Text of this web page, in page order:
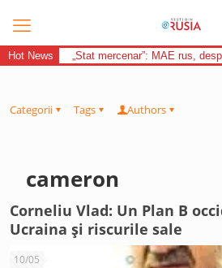
Hot News „Stat mercenar”: MAE rus,
Categorii Tags Authors
cameron
Corneliu Vlad: Un Plan B
Ucraina și riscurile sale
10/05